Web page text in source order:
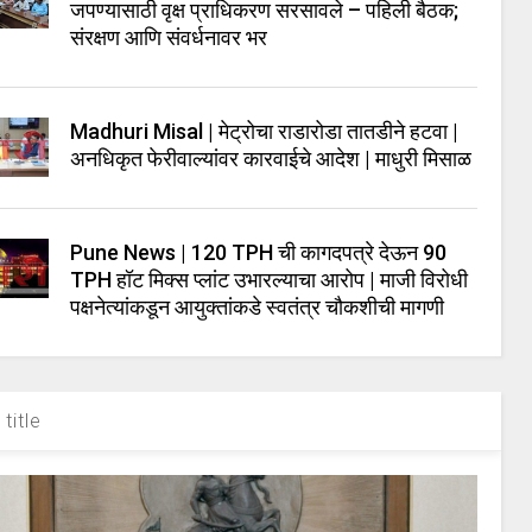
जपण्यासाठी वृक्ष प्राधिकरण सरसावले – पहिली बैठक;
संरक्षण आणि संवर्धनावर भर
Madhuri Misal | मेट्रोचा राडारोडा तातडीने हटवा |
अनधिकृत फेरीवाल्यांवर कारवाईचे आदेश | माधुरी मिसाळ
Pune News | 120 TPH ची कागदपत्रे देऊन 90
TPH हॉट मिक्स प्लांट उभारल्याचा आरोप | माजी विरोधी
पक्षनेत्यांकडून आयुक्तांकडे स्वतंत्र चौकशीची मागणी